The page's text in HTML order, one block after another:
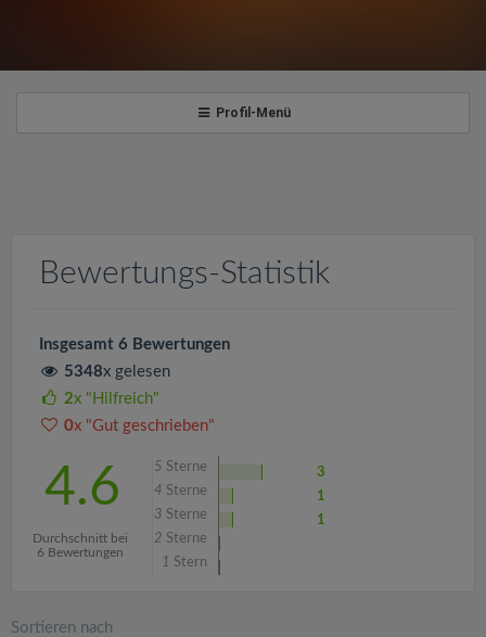
Profil-Menü
Bewertungs-Statistik
Insgesamt 6 Bewertungen
5348x gelesen
2x "Hilfreich"
0x "Gut geschrieben"
4.6
Durchschnitt bei
6 Bewertungen
5 Sterne
3
4 Sterne
1
3 Sterne
1
2 Sterne
1 Stern
Sortieren nach
a
t
i